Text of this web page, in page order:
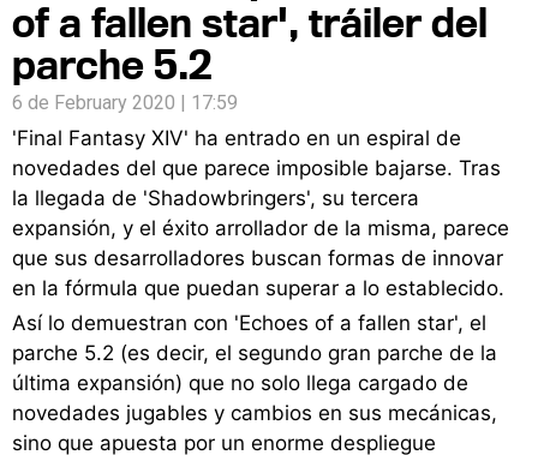
of a fallen star', tráiler del
parche 5.2
6 de February 2020 | 17:59
'Final Fantasy XIV' ha entrado en un espiral de
novedades del que parece imposible bajarse. Tras
la llegada de 'Shadowbringers', su tercera
expansión, y el éxito arrollador de la misma, parece
que sus desarrolladores buscan formas de innovar
en la fórmula que puedan superar a lo establecido.
Así lo demuestran con 'Echoes of a fallen star', el
parche 5.2 (es decir, el segundo gran parche de la
última expansión) que no solo llega cargado de
novedades jugables y cambios en sus mecánicas,
sino que apuesta por un enorme despliegue